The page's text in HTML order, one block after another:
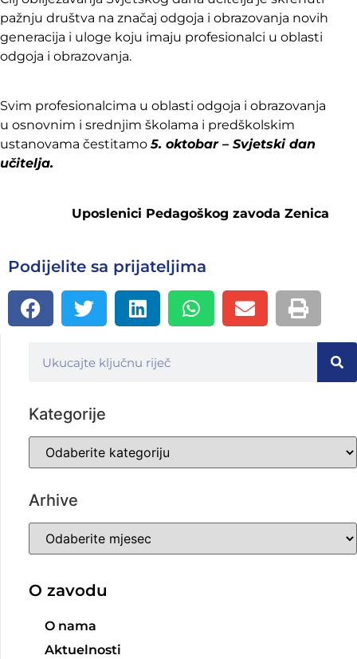
pažnju društva na značaj odgoja i obrazovanja novih
generacija i uloge koju imaju profesionalci u oblasti
odgoja i obrazovanja.
Svim profesionalcima u oblasti odgoja i obrazovanja
u osnovnim i srednjim školama i predškolskim
ustanovama čestitamo5. oktobar – Svjetski dan
učitelja.
Uposlenici Pedagoškog zavoda Zenica
Podijelite sa prijateljima
Kategorije
Arhive
O zavodu
O nama
Aktuelnosti